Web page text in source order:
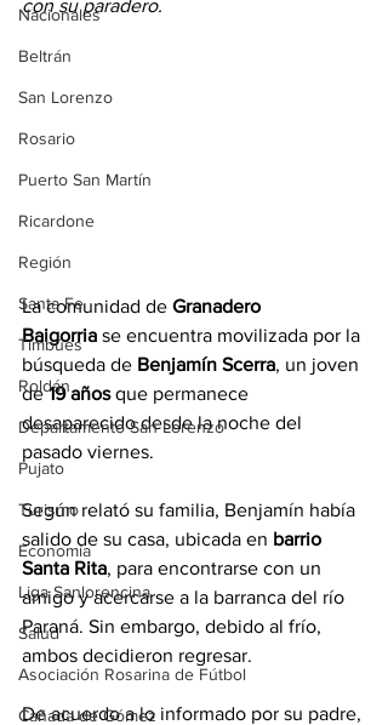
Nacionales
Beltrán
San Lorenzo
Rosario
Puerto San Martín
Ricardone
Región
Santa Fe
Timbúes
Roldán
Departamento San Lorenzo
Pujato
Turismo
Economía
Liga Sanlorencina
Salud
Asociación Rosarina de Fútbol
Cañada de Gómez
con su paradero.
La comunidad de Granadero
Baigorria se encuentra movilizada por la
búsqueda de Benjamín Scerra, un joven
de 19 años que permanece
desaparecido desde la noche del
pasado viernes.
Según relató su familia, Benjamín había
salido de su casa, ubicada en barrio
Santa Rita, para encontrarse con un
amigo y acercarse a la barranca del río
Paraná. Sin embargo, debido al frío,
ambos decidieron regresar.
De acuerdo a lo informado por su padre,